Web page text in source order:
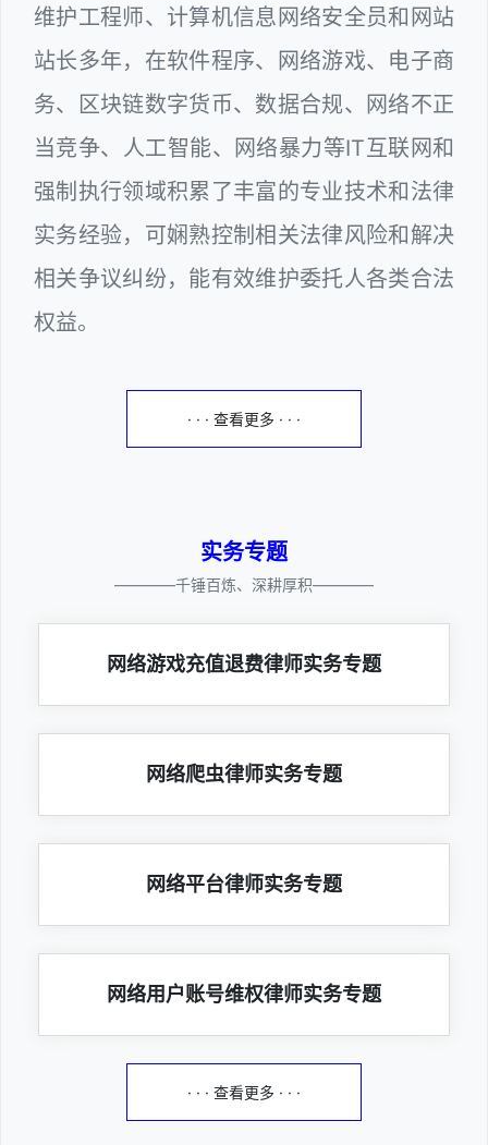
维护工程师、计算机信息网络安全员和网站
站长多年，在软件程序、网络游戏、电子商
务、区块链数字货币、数据合规、网络不正
当竞争、人工智能、网络暴力等IT互联网和
强制执行领域积累了丰富的专业技术和法律
实务经验，可娴熟控制相关法律风险和解决
相关争议纠纷，能有效维护委托人各类合法
权益。
· · · 查看更多 · · ·
实务专题
————千锤百炼、深耕厚积————
网络游戏充值退费律师实务专题
网络爬虫律师实务专题
网络平台律师实务专题
网络用户账号维权律师实务专题
· · · 查看更多 · · ·